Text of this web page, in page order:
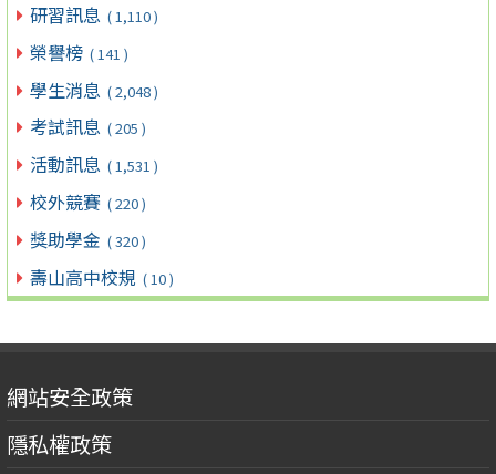
研習訊息 ( 1,110 )
榮譽榜 ( 141 )
學生消息 ( 2,048 )
考試訊息 ( 205 )
活動訊息 ( 1,531 )
校外競賽 ( 220 )
獎助學金 ( 320 )
壽山高中校規 ( 10 )
網站安全政策
隱私權政策